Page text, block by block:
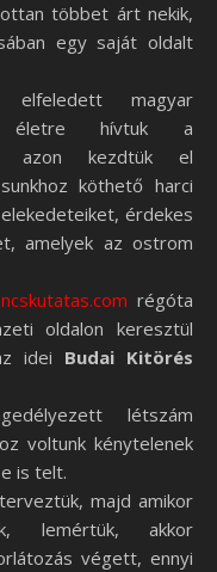
többet árt nekik,
egy saját oldalt
elfeledett magyar
életre hívtuk a
azon kezdtük el
köthető harci
érdekes
amelyek az ostrom
régóta
oldalon keresztül
idei Budai Kitörés
létszám
voltunk kénytelenek
is telt.
majd amikor
lemértük, akkor
végett, ennyi